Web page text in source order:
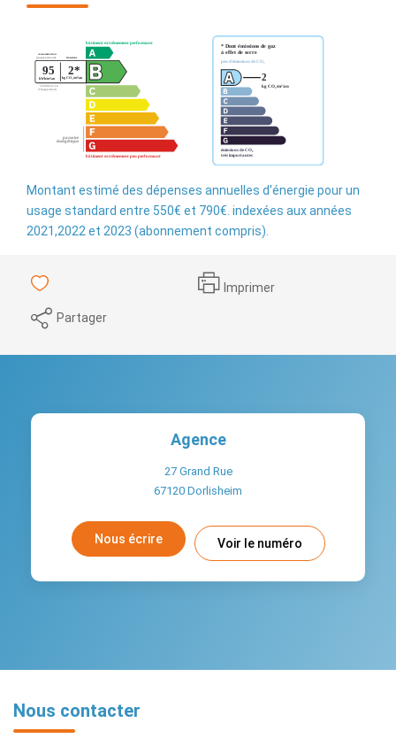
Montant estimé des dépenses annuelles d'énergie pour un
usage standard entre 550€ et 790€. indexées aux années
2021,2022 et 2023 (abonnement compris).
Imprimer
Partager
Agence
27 Grand Rue
67120 Dorlisheim
Nous écrire Voir le numéro
Nous contacter